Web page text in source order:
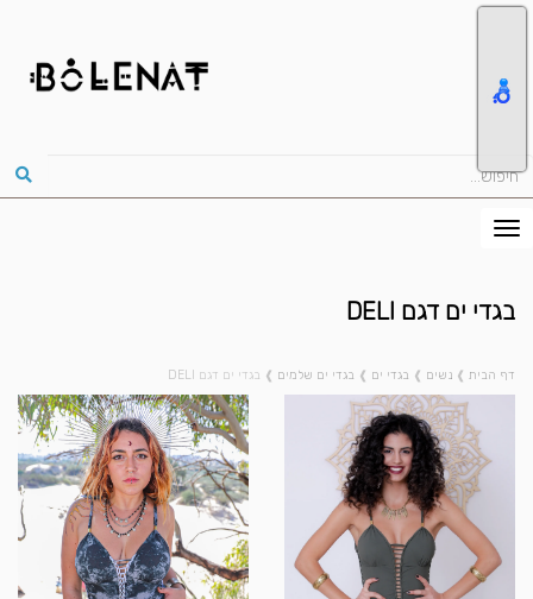
בגדי ים דגם DELI
דף הבית ❱ נשים ❱ בגדי ים ❱ בגדי ים שלמים ❱ בגדי ים דגם DELI